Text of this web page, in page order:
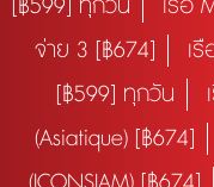
[฿599] ทุกวัน
เรือ
จ่าย 3 [฿674]
เ
[฿599] ทุกวัน
(Asiatique) [฿674]